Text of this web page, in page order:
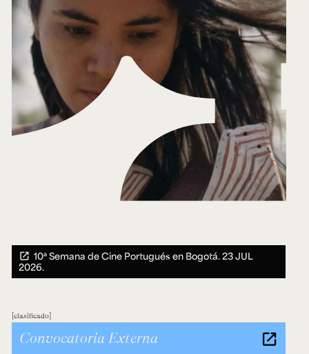
10ª Semana de Cine Portugués en Bogotá.23 JUL
2026.
clasificado
Convocatoria Externa